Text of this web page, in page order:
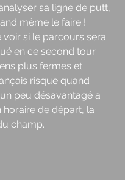
sa ligne de putt,
même le faire !
voir si le parcours sera
en ce second tour
plus fermes et
risque quand
peu désavantagé a
horaire de départ, la
champ.